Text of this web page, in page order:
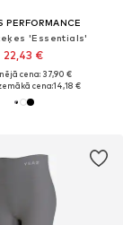
PERFORMANCE
'Essentials'
22,43 €
cena: 37,90 €
cena:14,18 €